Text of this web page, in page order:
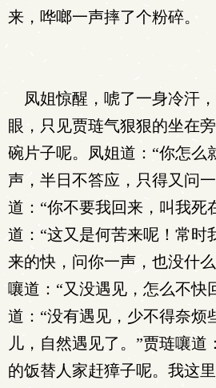
来，哗啷一声摔了个粉碎。
凤姐惊醒，唬了一身冷汗
眼，只见贾琏气狠狠的坐在
碗片子呢。凤姐道：“你怎么
声，半日不答应，只得又问
道：“你不要我回来，叫我死
道：“这又是何苦来呢！常时
来的快，问你一声，也没什
嚷道：“又没遇见，怎么不快
道：“没有遇见，少不得奈烦
儿，自然遇见了。”贾琏嚷道
的饭替人家赶獐子呢。我这